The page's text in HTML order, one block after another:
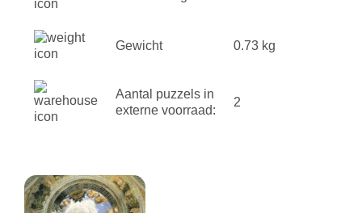
Gewicht 0.73 kg
Aantal puzzels in
externe voorraad:
2